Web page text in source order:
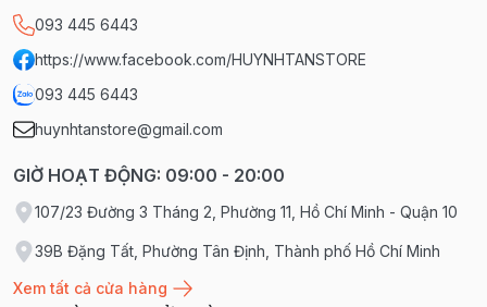
093 445 6443
https://www.facebook.com/HUYNHTANSTORE
093 445 6443
huynhtanstore@gmail.com
GIỜ HOẠT ĐỘNG: 09:00 - 20:00
107/23 Đường 3 Tháng 2, Phường 11, Hồ Chí Minh - Quận 10
39B Đặng Tất, Phường Tân Định, Thành phố Hồ Chí Minh
Xem tất cả cửa hàng